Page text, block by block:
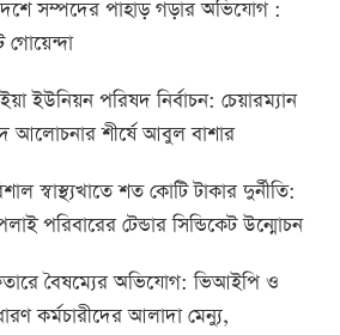
সম্পদের পাহাড় গড়ার অভিযোগ :
ইউনিয়ন পরিষদ নির্বাচন: চেয়ারম্যান
আলোচনার শীর্ষে আবুল বাশার
স্বাস্থ্যখাতে শত কোটি টাকার দুর্নীতি:
পরিবারের টেন্ডার সিন্ডিকেট উন্মোচন
বৈষম্যের অভিযোগ: ভিআইপি ও
কর্মচারীদের আলাদা মেন্যু,